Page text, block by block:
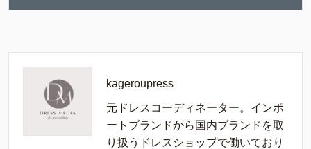
kageroupress
元ドレスコーディネーター。インポ
ートブランドから国内ブランドを取
り扱うドレスショップで働いており